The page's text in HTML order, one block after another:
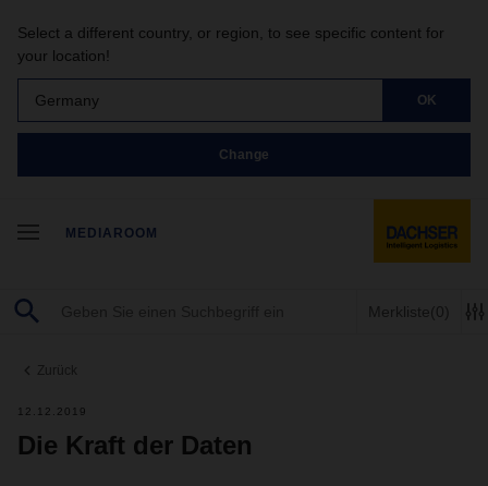
Select a different country, or region, to see specific content for
your location!
Germany OK
Change
MEDIAROOM
Merkliste(0)
Zurück
12.12.2019
Die Kraft der Daten